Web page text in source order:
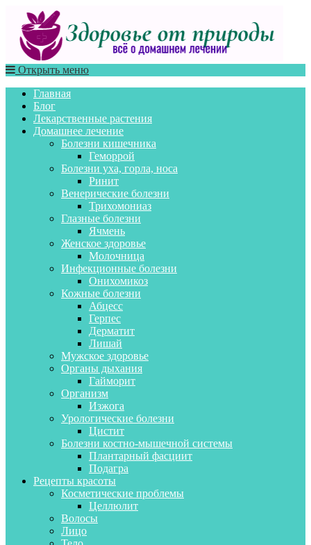
Открыть меню
Главная
Блог
Лекарственные растения
Домашнее лечение
Болезни кишечника
Геморрой
Болезни уха, горла, носа
Ринит
Венерические болезни
Трихомониаз
Глазные болезни
Ячмень
Женское здоровье
Молочница
Инфекционные болезни
Онихомикоз
Кожные болезни
Абцесс
Герпес
Дерматит
Лишай
Мужское здоровье
Органы дыхания
Гайморит
Организм
Изжога
Урологические болезни
Цистит
Болезни костно-мышечной системы
Плантарный фасциит
Подагра
Рецепты красоты
Косметические проблемы
Целлюлит
Волосы
Лицо